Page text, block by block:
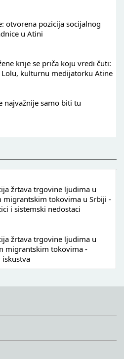
otvorena pozicija socijalnog
u Atini
krije se priča koju vredi čuti:
Lolu, kulturnu medijatorku Atine
najvažnije samo biti tu
žrtava trgovine ljudima u
migrantskim tokovima u Srbiji -
i sistemski nedostaci
žrtava trgovine ljudima u
migrantskim tokovima -